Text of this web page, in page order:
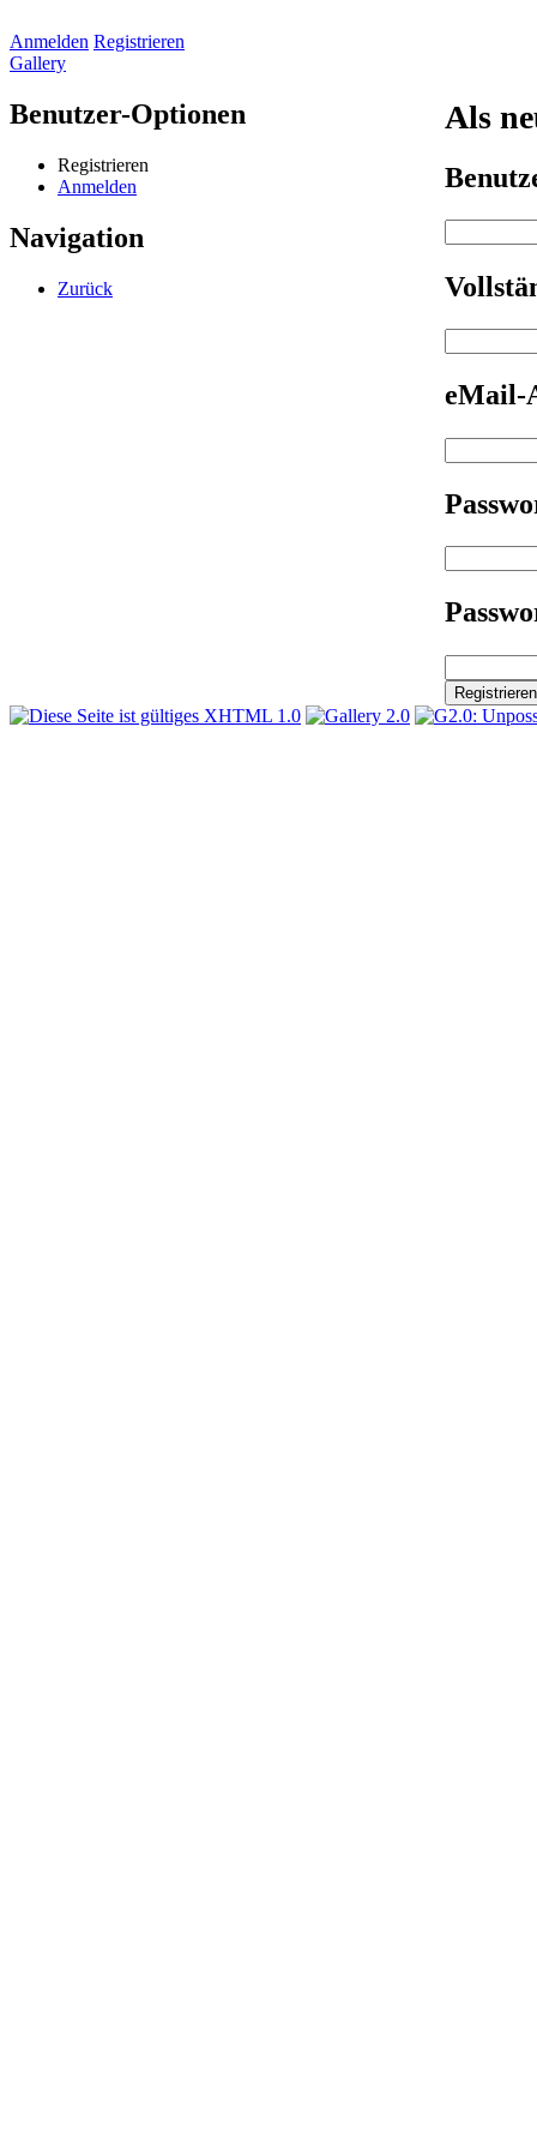
Anmelden Registrieren
Gallery
Benutzer-Optionen
Registrieren
Anmelden
Navigation
Zurück
Als
eMail-